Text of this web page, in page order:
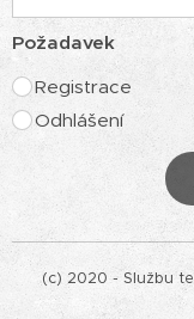
Požadavek
Registrace
Odhlášení
(c) 2020 - Službu